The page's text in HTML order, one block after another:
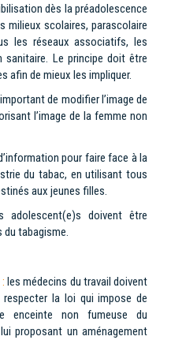
dès la préadolescence
milieux scolaires, parascolaire
les réseaux associatifs, les
sanitaire. Le principe doit être
afin de mieux les impliquer.
de modifier l’image de
l’image de la femme non
pour faire face à la
du tabac, en utilisant tous
aux jeunes filles.
adolescent(e)s doivent être
du tabagisme.
: les médecins du travail doivent
respecter la loi qui impose de
enceinte non fumeuse du
proposant un aménagement